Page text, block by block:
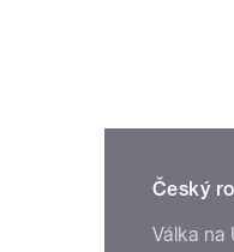
Český
Válka na